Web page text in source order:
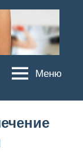
Меню